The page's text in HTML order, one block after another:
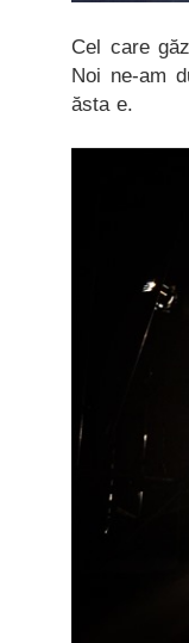
Cel care
Noi ne-am
ăsta e.